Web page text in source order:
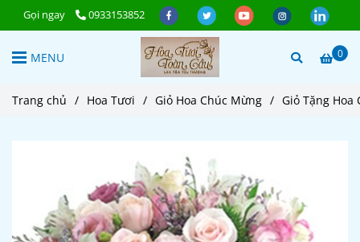
Gọi ngay 0933153852
0
MENU
Trang chủ / Hoa Tươi / Giỏ Hoa Chúc Mừng / Giỏ Tặng Hoa